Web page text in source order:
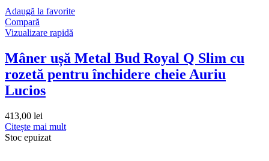
Adaugă la favorite
Compară
Vizualizare rapidă
Mâner ușă Metal Bud Royal Q Slim cu
rozetă pentru închidere cheie Auriu
Lucios
413,00 lei
Citește mai mult
Stoc epuizat